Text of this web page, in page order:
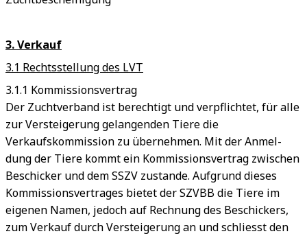
3. Verkauf
3.1 Rechtsstellung des LVT
3.1.1 Kommissionsvertrag
Der Zuchtverband ist berechtigt und verpflichtet, für alle
zur Versteigerung gelangenden Tiere die
Verkaufskommission zu übernehmen. Mit der Anmel-
dung der Tiere kommt ein Kommissionsvertrag zwischen
Beschicker und dem SSZV zustande. Aufgrund dieses
Kommissionsvertrages bietet der SZVBB die Tiere im
eigenen Namen, jedoch auf Rechnung des Beschickers,
zum Verkauf durch Versteigerung an und schliesst den